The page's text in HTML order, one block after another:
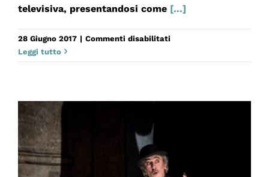
televisiva, presentandosi come [...]
28 Giugno 2017 | Commenti disabilitatisu
BANALITÀ
Leggi tutto